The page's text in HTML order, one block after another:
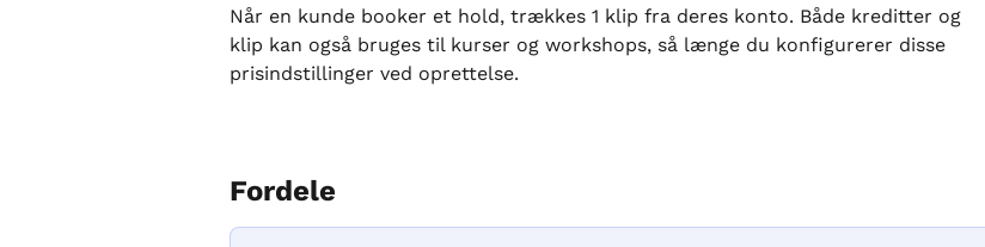
Når en kunde booker et hold, trækkes 1 klip fra deres konto. Både kreditter og
klip kan også bruges til kurser og workshops, så længe du konfigurerer disse
prisindstillinger ved oprettelse.
Fordele